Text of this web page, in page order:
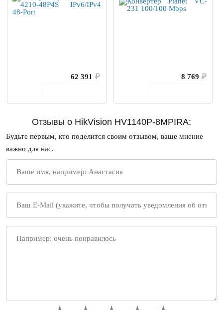
62 391 ₽
8 769 ₽
Отзывы о HikVision HV1140P-8MPIRA:
Будьте первым, кто поделится своим отзывом, ваше мнение
важно для нас.